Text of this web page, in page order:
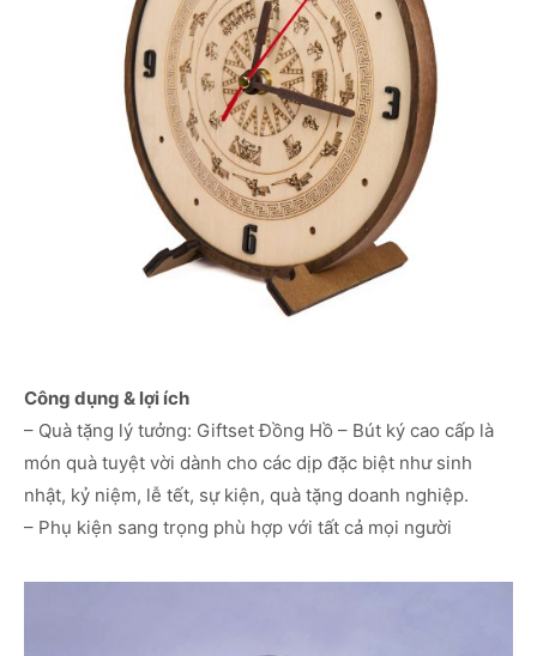
Công dụng & lợi ích
– Quà tặng lý tưởng: Giftset Đồng Hồ – Bút ký cao cấp là
món quà tuyệt vời dành cho các dịp đặc biệt như sinh
nhật, kỷ niệm, lễ tết, sự kiện, quà tặng doanh nghiệp.
– Phụ kiện sang trọng phù hợp với tất cả mọi người